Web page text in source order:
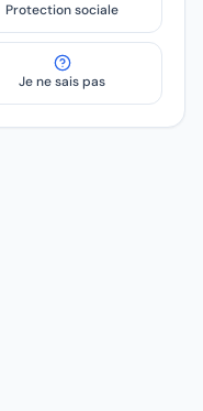
Protection sociale
Je ne sais pas